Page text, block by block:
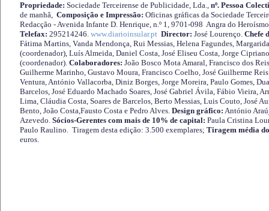
Propriedade: Sociedade Terceirense de Publicidade, Lda., nº. Pessoa
de manhã, Composição e Impressão: Oficinas gráficas da Sociedade
Redacção - Avenida Infante D. Henrique, n.º 1, 9701-098 Angra do
Telefax: 295214246. www.diarioinsular.pt Director: José Lourenço. Chefe
Fátima Martins, Vanda Mendonça, Rui Messias, Helena Fagundes,
(coordenador), Luís Almeida, Daniel Costa, José Eliseu Costa, Jorge
(coordenador). Colaboradores: João Bosco Mota Amaral, Francisco dos
Guilherme Marinho, Gustavo Moura, Francisco Coelho, José Guilherme
Ventura, António Vallacorba, Diniz Borges, Jorge Moreira, Paulo Gomes,
Barcelos, José Eduardo Machado Soares, José Gabriel Ávila, Fábio Vieira,
Lima, Cláudia Costa, Soares de Barcelos, Berto Messias, Luis Couto, José
Bento, João Costa,Fausto Costa e Pedro Alves. Design gráfico: António
Azevedo. Sócios-Gerentes com mais de 10% de capital: Paula Cristina
Paulo Raulino. Tiragem desta edição: 3.500 exemplares; Tiragem média
euros.